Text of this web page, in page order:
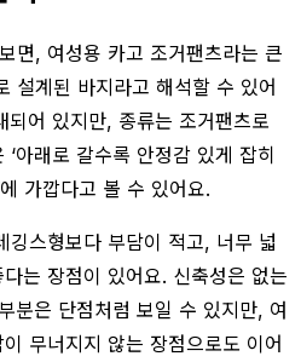
면, 여성용 카고 조거팬츠라는 큰
설계된 바지라고 해석할 수 있어
어 있지만, 종류는 조거팬츠로
아래로 갈수록 안정감 있게 잡히
가깝다고 볼 수 있어요.
깅스형보다 부담이 적고, 너무 넓
는 장점이 있어요. 신축성은 없는
분은 단점처럼 보일 수 있지만, 여
무너지지 않는 장점으로도 이어